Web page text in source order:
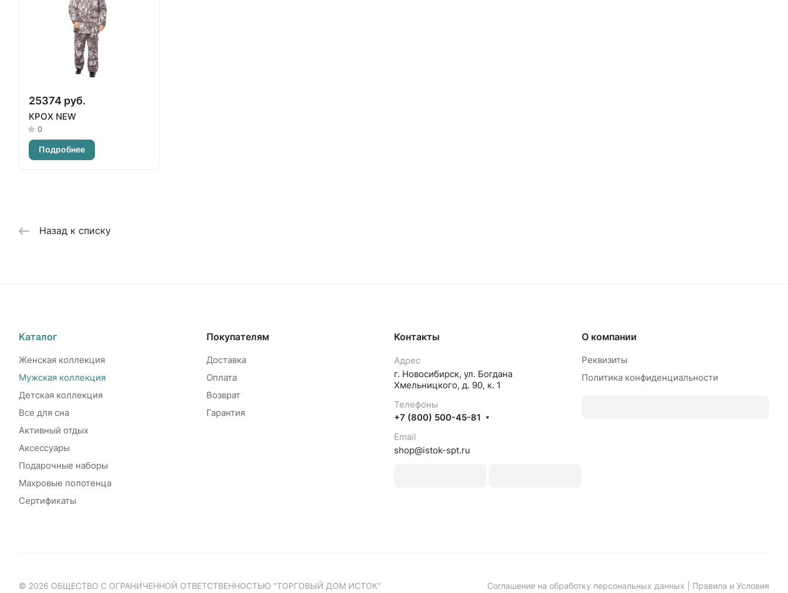
25374 руб.
КРОХ NEW
0
Подробнее
Назад к списку
Каталог
Женская коллекция
Мужская коллекция
Детская коллекция
Все для сна
Активный отдых
Аксессуары
Подарочные наборы
Махровые полотенца
Сертификаты
Покупателям
Доставка
Оплата
Возврат
Гарантия
Контакты
Адрес
г. Новосибирск, ул. Богдана
Хмельницкого, д. 90, к. 1
Телефоны
+7 (800) 500-45-81
Email
shop@istok-spt.ru
О компании
Реквизиты
Политика конфиденциальности
© 2026 ОБЩЕСТВО С ОГРАНИЧЕННОЙ ОТВЕТСТВЕННОСТЬЮ "ТОРГОВЫЙ ДОМ ИСТОК" Соглашение на обработку персональных данных Правила и Условия